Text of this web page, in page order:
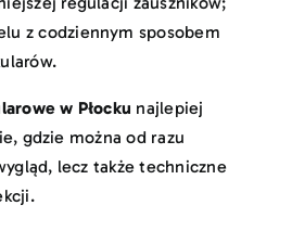
z codziennym sposobem
w Płocku najlepiej
gdzie można od razu
lecz także techniczne